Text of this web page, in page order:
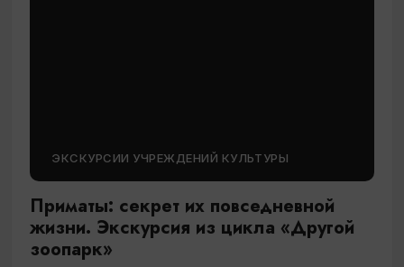
ЭКСКУРСИИ УЧРЕЖДЕНИЙ КУЛЬТУРЫ
Приматы: секрет их повседневной
жизни. Экскурсия из цикла «Другой
зоопарк»